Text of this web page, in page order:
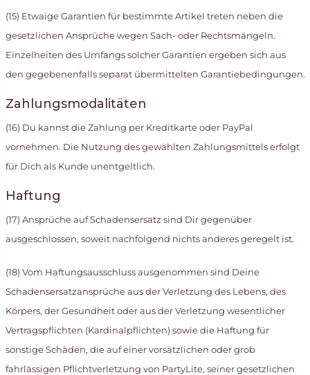
(15) Etwaige Garantien für bestimmte Artikel treten neben die
gesetzlichen Ansprüche wegen Sach- oder Rechtsmängeln.
Einzelheiten des Umfangs solcher Garantien ergeben sich aus
den gegebenenfalls separat übermittelten Garantiebedingungen.
Zahlungsmodalitäten
(16) Du kannst die Zahlung per Kreditkarte oder PayPal
vornehmen. Die Nutzung des gewählten Zahlungsmittels erfolgt
für Dich als Kunde unentgeltlich.
Haftung
(17) Ansprüche auf Schadensersatz sind Dir gegenüber
ausgeschlossen, soweit nachfolgend nichts anderes geregelt ist.
(18) Vom Haftungsausschluss ausgenommen sind Deine
Schadensersatzansprüche aus der Verletzung des Lebens, des
Körpers, der Gesundheit oder aus der Verletzung wesentlicher
Vertragspflichten (Kardinalpflichten) sowie die Haftung für
sonstige Schäden, die auf einer vorsätzlichen oder grob
fahrlässigen Pflichtverletzung von PartyLite, seiner gesetzlichen